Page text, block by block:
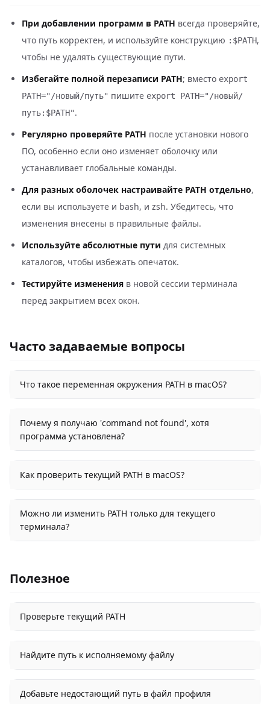
При добавлении программ в PATH всегда проверяйте,
что путь корректен, и используйте конструкцию :$PATH,
чтобы не удалять существующие пути.
Избегайте полной перезаписи PATH; вместо export
PATH="/новый/путь" пишите export PATH="/новый/
путь:$PATH".
Регулярно проверяйте PATH после установки нового
ПО, особенно если оно изменяет оболочку или
устанавливает глобальные команды.
Для разных оболочек настраивайте PATH отдельно,
если вы используете и bash, и zsh. Убедитесь, что
изменения внесены в правильные файлы.
Используйте абсолютные пути для системных
каталогов, чтобы избежать опечаток.
Тестируйте изменения в новой сессии терминала
перед закрытием всех окон.
Часто задаваемые вопросы
Что такое переменная окружения PATH в macOS?
Почему я получаю 'command not found', хотя
программа установлена?
Как проверить текущий PATH в macOS?
Можно ли изменить PATH только для текущего
терминала?
Полезное
Проверьте текущий PATH
Найдите путь к исполняемому файлу
Добавьте недостающий путь в файл профиля